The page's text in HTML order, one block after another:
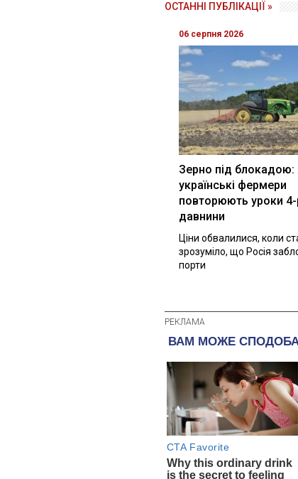
ОСТАННІ ПУБЛІКАЦІЇ »
06 серпня 2026
Зерно під блокадою:
українські фермери
повторюють уроки 4-
давнини
Ціни обвалилися, коли
зрозуміло, що Росія
порти